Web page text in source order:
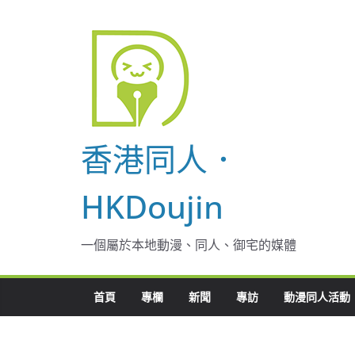
香港同人．
HKDoujin
一個屬於本地動漫、同人、御宅的媒體
首頁 專欄 新聞 專訪 動漫同人活動